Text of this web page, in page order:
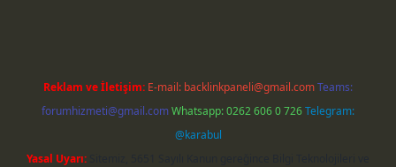
Reklam ve İletişim: E-mail: backlinkpaneli@gmail.comTeams:
forumhizmeti@gmail.comWhatsapp: 0262 606 0 726Telegram:
@karabul
Yasal Uyarı: